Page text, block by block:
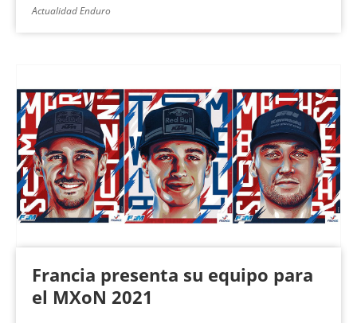
Actualidad Enduro
Francia presenta su equipo para
el MXoN 2021